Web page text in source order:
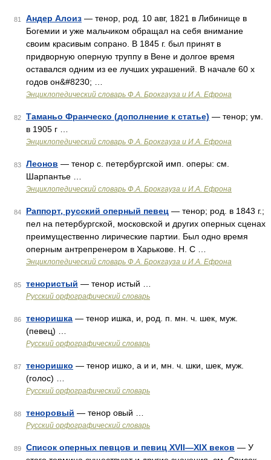
81 Андер Алоиз — тенор, род. 10 авг, 1821 в Либинище в
Богемии и уже мальчиком обращал на себя внимание
своим красивым сопрано. В 1845 г. был принят в
придворную оперную труппу в Вене и долгое время
оставался одним из ее лучших украшений. В начале 60 х
годов он&#8230; …
Энциклопедический словарь Ф.А. Брокгауза и И.А. Ефрона
82 Таманьо Франческо (дополнение к статье) — тенор; ум.
в 1905 г …
Энциклопедический словарь Ф.А. Брокгауза и И.А. Ефрона
83 Леонов — тенор с. петербургской имп. оперы: см.
Шарпантье …
Энциклопедический словарь Ф.А. Брокгауза и И.А. Ефрона
84 Раппорт, русский оперный певец — тенор; род. в 1843 г.;
пел на петербургской, московской и других оперных сценах
преимущественно лирические партии. Был одно время
оперным антрепренером в Харькове. Н. С …
Энциклопедический словарь Ф.А. Брокгауза и И.А. Ефрона
85 тенористый — тенор истый …
Русский орфографический словарь
86 теноришка — тенор ишка, и, род. п. мн. ч. шек, муж.
(певец) …
Русский орфографический словарь
87 теноришко — тенор ишко, а и и, мн. ч. шки, шек, муж.
(голос) …
Русский орфографический словарь
88 теноровый — тенор овый …
Русский орфографический словарь
89 Список оперных певцов и певиц XVII—XIX веков — У